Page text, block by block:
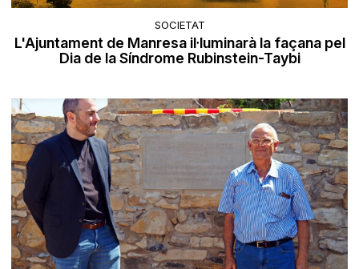
SOCIETAT
L'Ajuntament de Manresa il·luminarà la façana pel
Dia de la Síndrome Rubinstein-Taybi